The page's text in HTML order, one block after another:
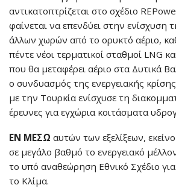
αντικατοπτρίζεται στο σχέδιο
φαίνεται να επενδύει στην ενίσχυση
άλλων χωρών από το ορυκτό αέριο,
πέντε νέοι τερματικοί σταθμοί LNG
που θα μεταφέρει αέριο στα Δυτικά
ο συνδυασμός της ενεργειακής
με την Τουρκία ενίσχυσε τη
έρευνες για εγχώρια κοιτάσματα
ΕΝ ΜΕΣΩ αυτών των εξελίξεων,
σε μεγάλο βαθμό το ενεργειακό
το υπό αναθεώρηση Εθνικό Σχέδιο για
το Κλίμα.